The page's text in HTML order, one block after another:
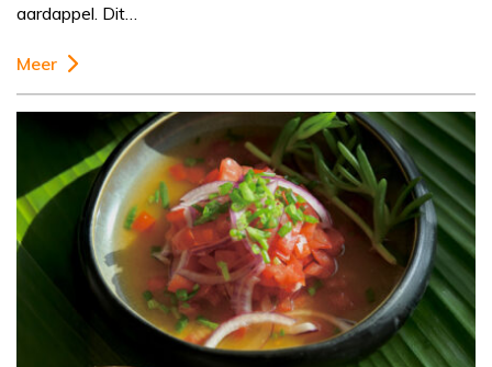
aardappel. Dit…
Meer